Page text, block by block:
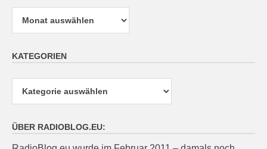
Archiv
KATEGORIEN
ÜBER RADIOBLOG.EU: